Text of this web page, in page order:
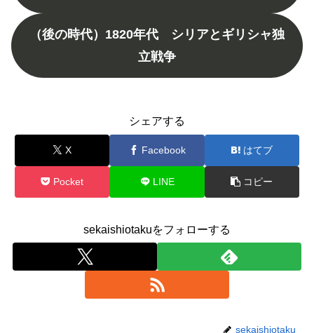
（後の時代）1820年代 シリアとギリシャ独
立戦争
シェアする
X Facebook はてブ
Pocket LINE コピー
sekaishiotakuをフォローする
sekaishiotaku